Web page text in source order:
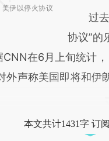
伊以停火协议
过去
协议”的
在6月上旬统计
外声称美国即将和伊
本文共计1431字 订